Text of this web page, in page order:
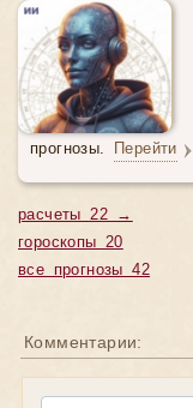
прогнозы. Перейти
расчеты 22 →
гороскопы 20
все прогнозы 42
Комментарии: